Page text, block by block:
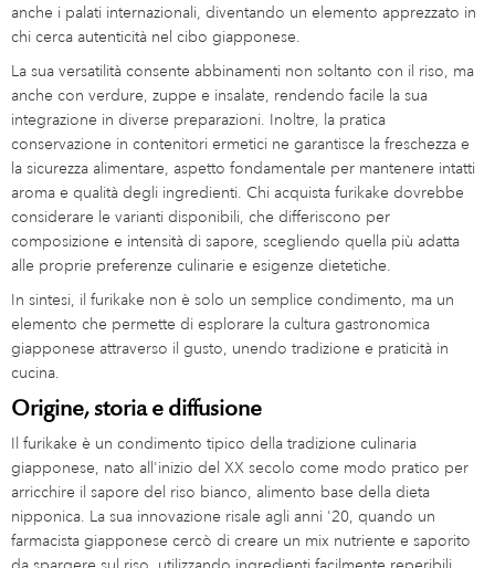
anche i palati internazionali, diventando un elemento apprezzato in
chi cerca autenticità nel cibo giapponese.
La sua versatilità consente abbinamenti non soltanto con il riso, ma
anche con verdure, zuppe e insalate, rendendo facile la sua
integrazione in diverse preparazioni. Inoltre, la pratica
conservazione in contenitori ermetici ne garantisce la freschezza e
la sicurezza alimentare, aspetto fondamentale per mantenere intatti
aroma e qualità degli ingredienti. Chi acquista furikake dovrebbe
considerare le varianti disponibili, che differiscono per
composizione e intensità di sapore, scegliendo quella più adatta
alle proprie preferenze culinarie e esigenze dietetiche.
In sintesi, il furikake non è solo un semplice condimento, ma un
elemento che permette di esplorare la cultura gastronomica
giapponese attraverso il gusto, unendo tradizione e praticità in
cucina.
Origine, storia e diffusione
Il furikake è un condimento tipico della tradizione culinaria
giapponese, nato all'inizio del XX secolo come modo pratico per
arricchire il sapore del riso bianco, alimento base della dieta
nipponica. La sua innovazione risale agli anni '20, quando un
farmacista giapponese cercò di creare un mix nutriente e saporito